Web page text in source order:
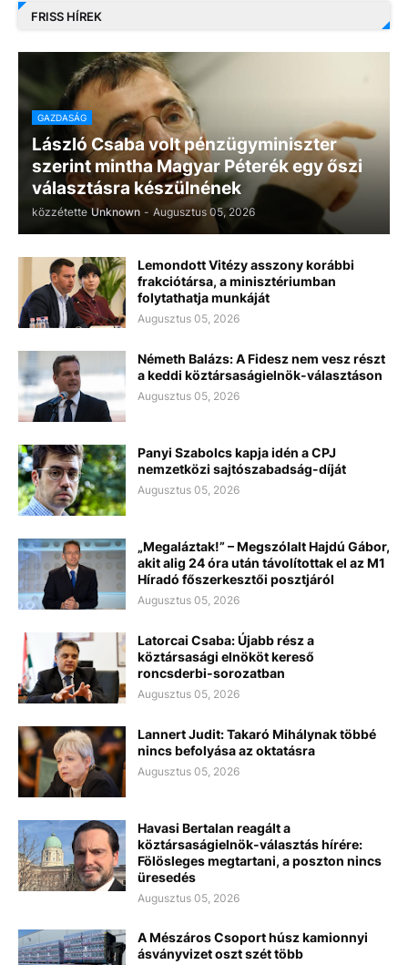
FRISS HÍREK
GAZDASÁG
László Csaba volt pénzügyminiszter
szerint mintha Magyar Péterék egy őszi
választásra készülnének
közzétette Unknown - Augusztus 05, 2026
Lemondott Vitézy asszony korábbi
frakciótársa, a minisztériumban
folytathatja munkáját
Augusztus 05, 2026
Németh Balázs: A Fidesz nem vesz részt
a keddi köztársaságielnök-választáson
Augusztus 05, 2026
Panyi Szabolcs kapja idén a CPJ
nemzetközi sajtószabadság-díját
Augusztus 05, 2026
„Megaláztak!” – Megszólalt Hajdú Gábor,
akit alig 24 óra után távolítottak el az M1
Híradó főszerkesztői posztjáról
Augusztus 05, 2026
Latorcai Csaba: Újabb rész a
köztársasági elnököt kereső
roncsderbi-sorozatban
Augusztus 05, 2026
Lannert Judit: Takaró Mihálynak többé
nincs befolyása az oktatásra
Augusztus 05, 2026
Havasi Bertalan reagált a
köztársaságielnök-választás hírére:
Fölösleges megtartani, a poszton nincs
üresedés
Augusztus 05, 2026
A Mészáros Csoport húsz kamionnyi
ásványvizet oszt szét több